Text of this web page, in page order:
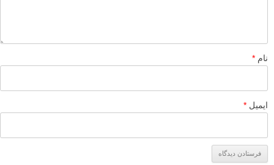
نام *
ایمیل *